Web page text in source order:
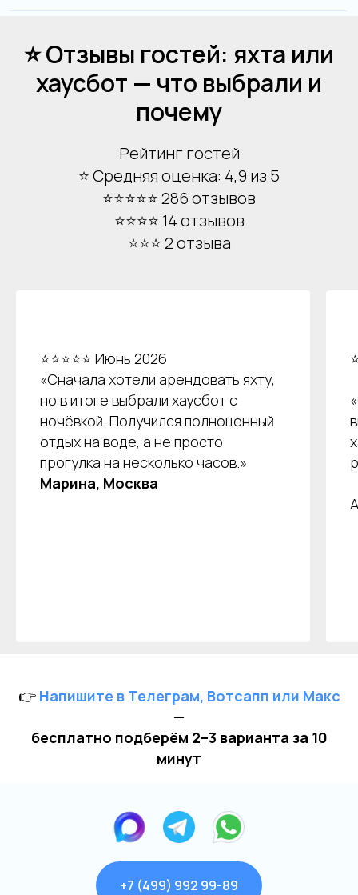
⭐ Отзывы гостей: яхта или
хаусбот — что выбрали и
почему
Рейтинг гостей
⭐ Средняя оценка: 4,9 из 5
⭐⭐⭐⭐⭐ 286 отзывов
⭐⭐⭐⭐ 14 отзывов
⭐⭐⭐ 2 отзыва
⭐⭐⭐⭐⭐ Июнь 2026
«Сначала хотели арендовать яхту,
но в итоге выбрали хаусбот с
ночёвкой. Получился полноценный
отдых на воде, а не просто
прогулка на несколько часов.»
Марина, Москва
👉 Напишите в Телеграм, Вотсапп или Макс
—
бесплатно подберём 2–3 варианта за 10
минут
+7 (499) 992 99-89
Отправить
Покровский бульвар,
8с2А, Москва, 109028
ИП Зимин Дмитрий Вячеславович
ИНН 631625216995
+7 (499) 376 86-96
+7 (499) 992 99-89
Мероприятия
Выпускной
Расписание